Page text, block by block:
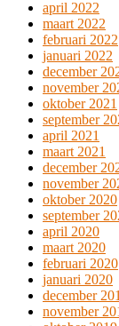
april 2022
maart 2022
februari 2022
januari 2022
december
november
oktober 2021
september
april 2021
maart 2021
december
november
oktober 2020
september
april 2020
maart 2020
februari 2020
januari 2020
december
november